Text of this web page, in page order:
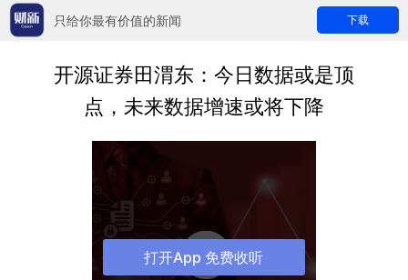
只给你最有价值的新闻 下载
开源证券田渭东：今日数据或是顶
点，未来数据增速或将下降
打开App 免费收听